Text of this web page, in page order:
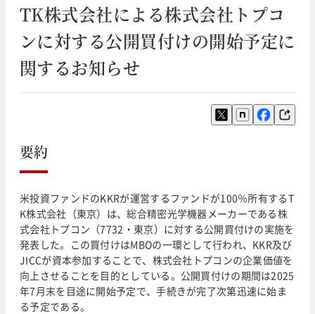
TK株式会社による株式会社トプコ
ンに対する公開買付けの開始予定に
関するお知らせ
要約
米投資ファンドのKKRが運営するファンドが100％所有するT
K株式会社（東京）は、総合精密光学機器メーカーである株
式会社トプコン（7732・東京）に対する公開買付けの実施を
発表した。この買付けはMBOの一環として行われ、KKR及び
JICCが資本参加することで、株式会社トプコンの企業価値を
向上させることを目的としている。公開買付けの期間は2025
年7月末を目途に開始予定で、手続きが完了次第迅速に始ま
る予定である。